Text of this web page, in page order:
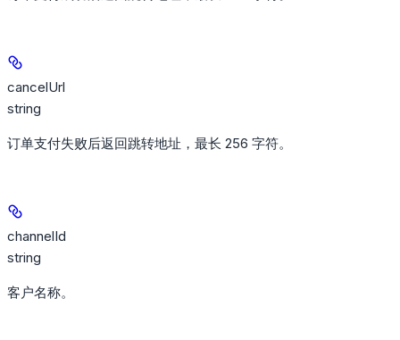
cancelUrl
string
订单支付失败后返回跳转地址，最长 256 字符。
channelId
string
客户名称。